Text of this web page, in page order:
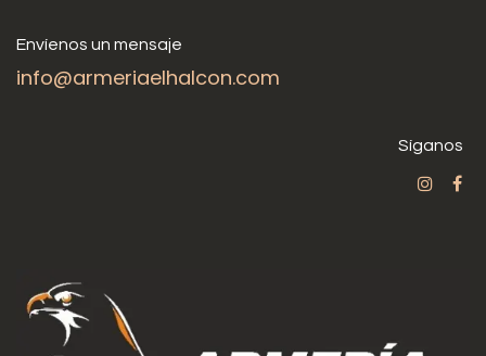
Envíenos un mensaje
info@armeriaelhalcon.com
Síganos